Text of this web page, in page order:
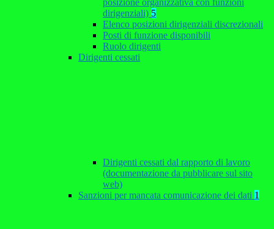
posizione organizzativa con funzioni
dirigenziali) 5
Elenco posizioni dirigenziali discrezionali
Posti di funzione disponibili
Ruolo dirigenti
Dirigenti cessati
Dirigenti cessati dal rapporto di lavoro
(documentazione da pubblicare sul sito
web)
Sanzioni per mancata comunicazione dei dati 1